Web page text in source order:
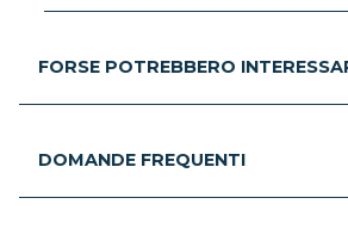
FORSE POTREBBERO
DOMANDE FREQUENTI